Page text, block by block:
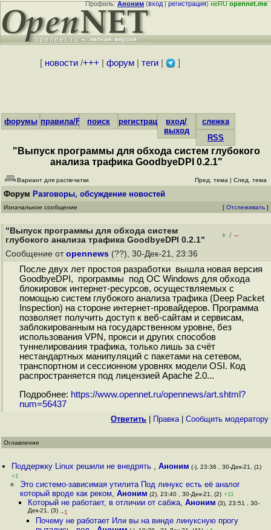
Профиль:Аноним(вход|регистрация)неRUopennet.me
[ новости/+++ форум| теги| ]
форумы правила/FAQпоиск регистрациявход/
выход
слежка
RSS
"Выпуск программы для обхода систем глубокого
анализа трафика GoodbyeDPI 0.2.1"
Вариант для распечатки Пред. тема | След. тема
Форум Разговоры, обсуждение новостей
Изначальное сообщение [ Отслеживать ]
"Выпуск программы для обхода систем
глубокого анализа трафика GoodbyeDPI 0.2.1"
+ / –
Сообщение от opennews (??), 30-Дек-21, 23:36
После двух лет простоя разработки вышла новая версия
GoodbyeDPI, программы под ОС Windows для обхода
блокировок интернет-ресурсов, осуществляемых с
помощью систем глубокого анализа трафика (Deep Packet
Inspection) на стороне интернет-провайдеров. Программа
позволяет получить доступ к веб-сайтам и сервисам,
заблокированным на государственном уровне, без
использования VPN, прокси и других способов
туннелирования трафика, только лишь за счёт
нестандартных манипуляций с пакетами на сетевом,
транспортном и сессионном уровнях модели OSI. Код
распространяется под лицензией Apache 2.0...
Подробнее: https://www.opennet.ru/opennews/art.shtml?
num=56437
Ответить Правка| Cообщить модератору
Оглавление
Поддержку Linux решили не внедрять ,Аноним (-), 23:36 , 30-Дек-21, (1)
+1
Это системо-зависимая утилита Под линукс есть её аналог
который вроде как реком, Аноним (2), 23:40 , 30-Дек-21, (2) +11
Который не работает, в отличии от сабжа, Аноним (3), 23:51 , 30-
Дек-21, (3) –1
Почему не работает Или вы на винде линуксную прогу